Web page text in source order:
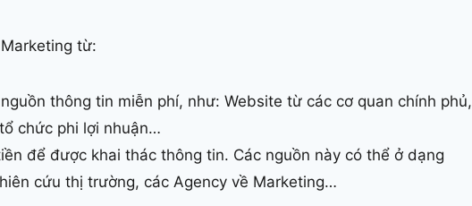
từ:
thông tin miễn phí, như: Website từ các cơ quan chính phủ,
chức phi lợi nhuận…
để được khai thác thông tin. Các nguồn này có thể ở dạng
cứu thị trường, các Agency về Marketing…